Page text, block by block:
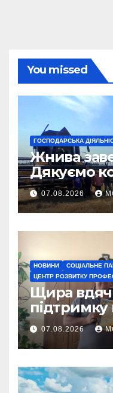
You missed
ГОСПОДАРСЬКА
Жнива
Дякуємо
07.08.2026
НОВИНИ СОЦІАЛЬНЕ
ЦЕНТР РОЗВИТКУ
Щира
підтримку
освіти
07.08.2026